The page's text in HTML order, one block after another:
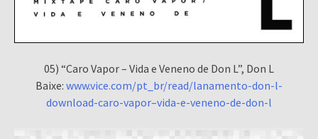
05) “Caro Vapor – Vida e Veneno de Don L”, Don L
Baixe: www.vice.com/pt_br/read/lanamento-don-l-
download-caro-vapor–vida-e-veneno-de-don-l